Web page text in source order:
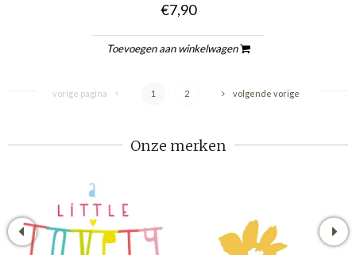
€7,90
Toevoegen aan winkelwagen
vorige pagina 1 2 volgende vorige
Onze merken